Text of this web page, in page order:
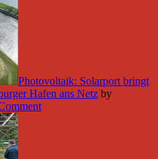
Photovoltaik: Solarport bringt
Hafen ans Netz by